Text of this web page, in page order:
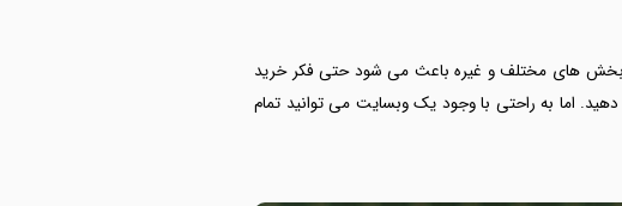
بخش های مختلف و غیره باعث می شود حتی فکر خرید
اما به راحتی با وجود یک وبسایت می توانید تمام